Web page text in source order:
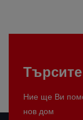
Ние ще Ви
нов дом